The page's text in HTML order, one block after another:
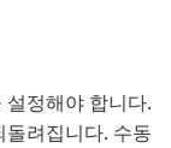
정해야 합니다.
려집니다. 수동